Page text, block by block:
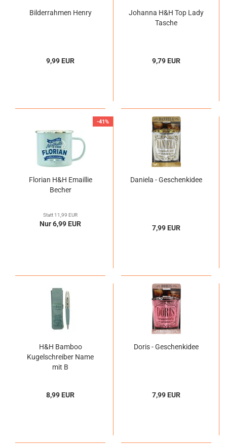
Bilderrahmen Henry
9,99 EUR
Johanna H&H Top Lady
Tasche
9,79 EUR
-41%
Florian H&H Emaillie
Becher
Statt 11,99 EUR
Nur 6,99 EUR
Daniela - Geschenkidee
7,99 EUR
H&H Bamboo
Kugelschreiber Name
mit B
8,99 EUR
Doris - Geschenkidee
7,99 EUR